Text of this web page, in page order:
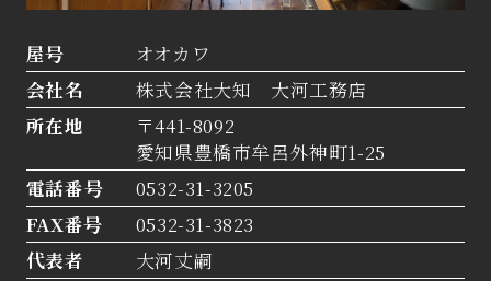
屋号
オオカワ
会社名
株式会社大知 大河工務店
所在地
〒441-8092
愛知県豊橋市牟呂外神町1-25
電話番号
0532-31-3205
FAX番号
0532-31-3823
代表者
大河丈嗣